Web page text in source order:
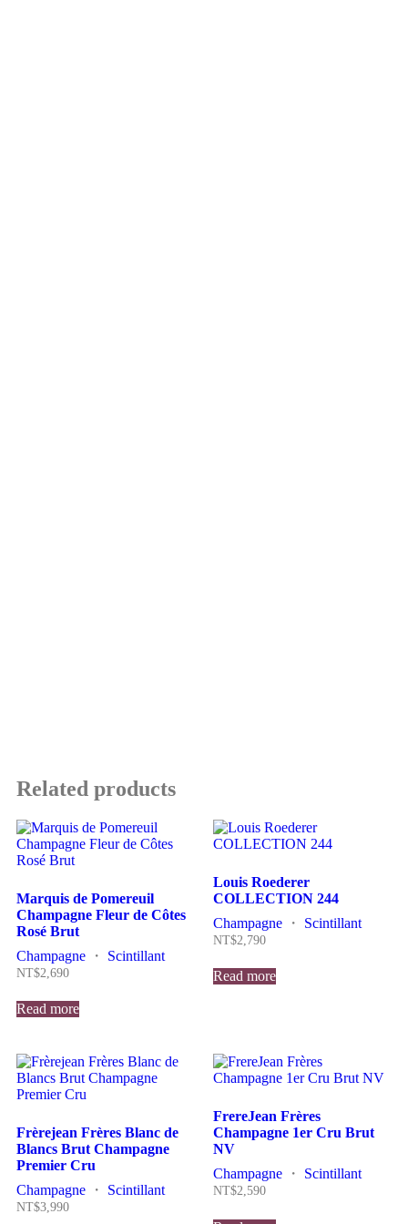
Related products
Marquis de Pomereuil
Champagne Fleur de Côtes
Rosé Brut
Champagne ・ Scintillant
NT$2,690
Read more
Louis Roederer
COLLECTION 244
Champagne ・ Scintillant
NT$2,790
Read more
Frèrejean Frères Blanc de
Blancs Brut Champagne
Premier Cru
Champagne ・ Scintillant
NT$3,990
FrereJean Frères
Champagne 1er Cru Brut
NV
Champagne ・ Scintillant
NT$2,590